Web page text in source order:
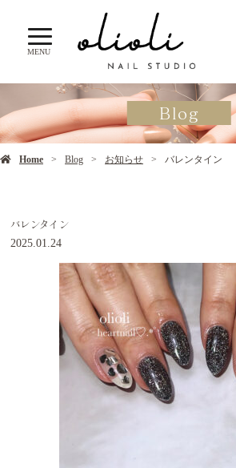
MENU
Blog
Home Blog お知らせ バレンタイン
バレンタイン
2025.01.24